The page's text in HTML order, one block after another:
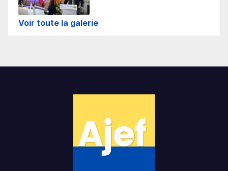
Voir toute la galerie